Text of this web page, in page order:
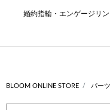
婚約指輪・エンゲージリ
BLOOM ONLINE STORE パー